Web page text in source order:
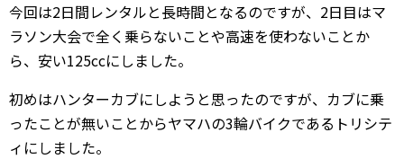
今回は2日間レンタルと長時間となるのですが、2日目はマ
ラソン大会で全く乗らないことや高速を使わないことか
ら、安い125ccにしました。
初めはハンターカブにしようと思ったのですが、カブに乗
ったことが無いことからヤマハの3輪バイクであるトリシテ
ィにしました。